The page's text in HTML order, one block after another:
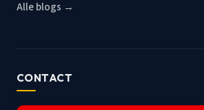
Alle blogs →
CONTACT